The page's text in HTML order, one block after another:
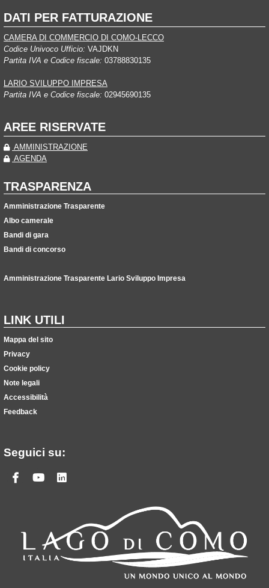
DATI PER FATTURAZIONE
CAMERA DI COMMERCIO DI COMO-LECCO
Codice Univoco Ufficio: VAJDKN
Partita IVA e Codice fiscale: 03788830135
LARIO SVILUPPO IMPRESA
Partita IVA e Codice fiscale: 02945690135
AREE RISERVATE
AMMINISTRAZIONE
AGENDA
TRASPARENZA
Amministrazione Trasparente
Albo camerale
Bandi di gara
Bandi di concorso
Amministrazione Trasparente Lario Sviluppo Impresa
LINK UTILI
Mappa del sito
Privacy
Cookie policy
Note legali
Accessibilità
Feedback
Seguici su:
Facebook
Youtube